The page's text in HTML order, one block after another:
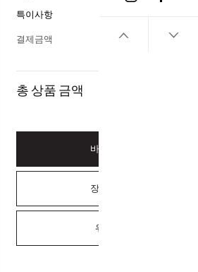
특이사항
결제금액
총 상품 금액
바로구매하기
장바구니담기
위시리스트